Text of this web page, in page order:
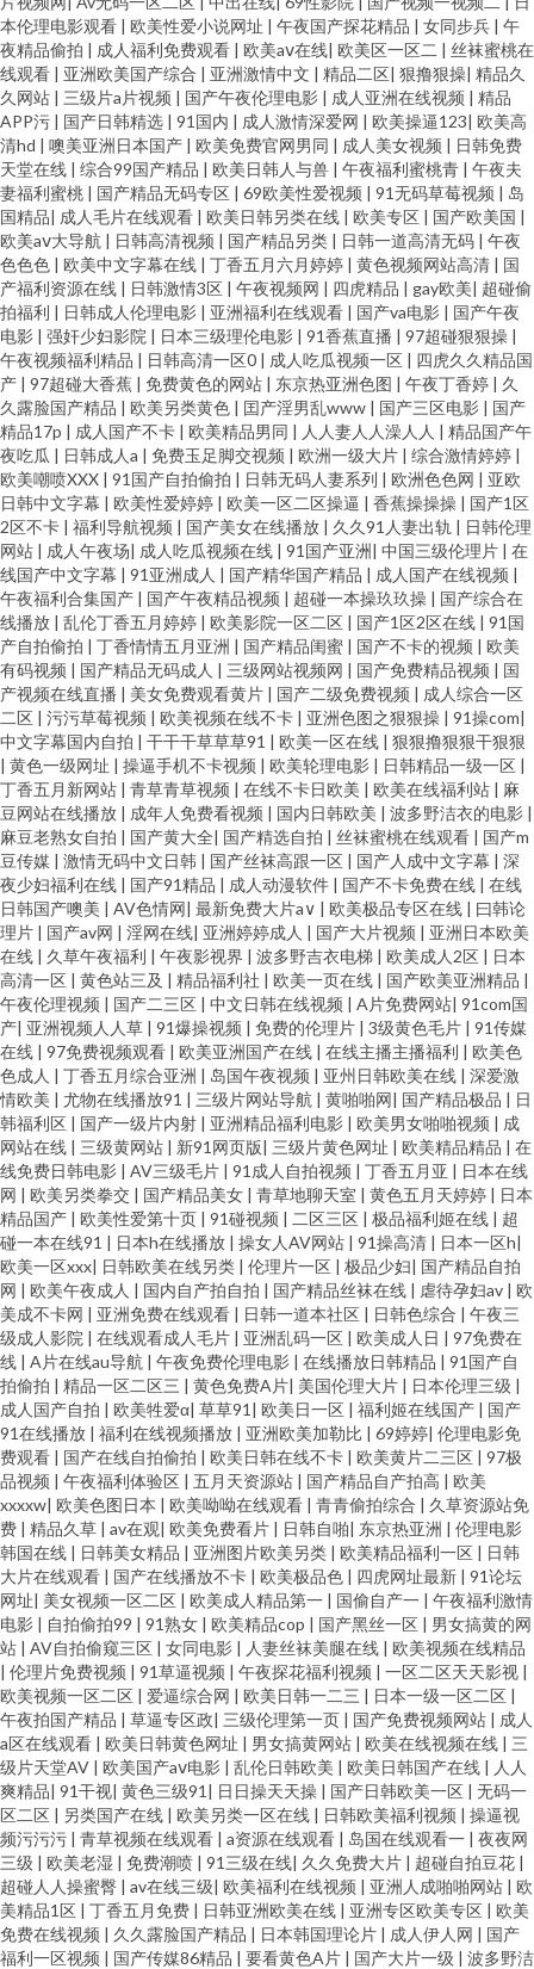
花网站 韩国伦理剧在线观看 中文字幕无线 国产综合二在线 香蕉伊人网 白丝
美女足交 人妖人妖 91撸播 九色国产夫妻九色 91视频www 免费福利网站 91
次元网站 福利片国模 日本性生活 91视频免费入口 伦理深喉 51色色黑料综合
国产精品5页 五月天AV原创 ts人妖网站国产 成人午夜福利无码 亚洲图区狼人
福利av久久 伊人艹91 性爱av一区 www91视频大全 日韩毛片总汇 日韩精品
AⅤ在线 首页AV片区 日韩无码高清无码不卡 亚州成A 亚洲福利在线黄色片
91V视频高跟鞋 91成人TS人妖另类 91刘玥在线观看 91看国产导航 91日本美
女看片 91丝袜视频 91新视频 91在线拍拍 91综合色网 久草最新网址 92av福
利视频 91清清视频 久久精品多人 最新福利AV在线 九操大香蕉9 91黄色网入
口 狼友成人在线观看 91茄子桃子 欧美成人图片网 91精品一区 蜜桃成人免费
网站 91极品在线视频观看 后入高跟美女 91poy九色视频 巨乳黑丝91 91大神
车震 九九热视 91伦理影院福利 影音先锋色色网 在线91n套装拍 蜜桃成人一
区 A级片伊人网站 国产另类成人免费专区 国产另类人妖网址 91九色蝌蚪蜜桃
人妻 三级日韩网址 国产精品人妻久久 91视频国产熟女 欧美人兽网站 91猫先
生在线观看 激情宗合色网 91大片 国产精品第5页 亚洲国产线看 草莓狼人在线
日韩成人在线免費网站 91海角 日韩精品一级 女同日本韩欧 91青青草97资源
日朝精品BB 91挑色 欧美人妖淫乱成人专区 91秦先生在线视频 欧美日韩国语
中字 91网站高清免费观看 日本小网站一区二E 91视频在线免费观看 日韩无码
精品久久 91在线入口免费 欧美性爱8P 91天堂原创 日本a片影音先锋 91在线
五月天 91社区福利试看 欧洲肏逼 99久之久久中文字幕 日韩中文字 91中日在
线 青娱乐91啦啪 91视频合集 青青草精品热 91香蕉嫩草影视 男女做事网站
91九色夫妻绿帽 欧美肏区 91色涩 www页网页在线观看 91va人妻 国产免费久
久视频 91人人网 免费足交在线观看 91色在色蝌蚪 欧美丁香婷婷七月 91系列
在线视 日本乱码 超碰激情国产 91V精品 香蕉伊人99 美日韩精品卡久久 97资
源男天堂 欧美最淫伦合集 四虎成人影视大全 影音先鋒日韩在線播 91秦先生
在线视频 91视频大 91香蕉视频在线观 97资源在线视频 成人瑟瑟在线 东京热
w姦 九1免费网页在线看 老湿机导航 日韩欧美影音婷婷 婷婷精品大综合网 亚
洲福利导航在线看 91N爽片 91看片婬黄大片软件 91素人约啪 99大香蕉东京
热 www在线熟女屁股 女同摸胸色色视频 少妇影院一区 午夜最新网址你懂得
伊人青青 91n女在线 91豆奶在线观看 91色晴网站免费观看 91香蕉国产线 国
产精品5页 玖玖免费小视频 女人心AV网站 欧美做爱a 日韩A片一区二区 少妇
激情导航大全 午夜福利电影吃瓜 亚洲最大的黄色小说网 91美女诱惑 99精品
在线 成人小视频资源库 黑人黑人操妇女BB 久久少妇人妻夜夜骚 欧美欧美欧
本伦理电影观看 | 欧美性爱小说网址 | 午夜国产探花精品 | 女同步兵 | 午
夜精品偷拍 | 成人福利免费观看 | 欧美aⅴ在线| 欧美区一区二 | 丝袜蜜桃在
线观看 | 亚洲欧美国产综合 | 亚洲激情中文 | 精品二区| 狠撸狠操| 精品久
久网站 | 三级片a片视频 | 国产午夜伦理电影 | 成人亚洲在线视频 | 精品
APP污 | 国产日韩精选 | 91国内 | 成人激情深爱网 | 欧美操逼123| 欧美高
清hd | 噢美亚洲日本国产 | 欧美免费官网男同 | 成人美女视频 | 日韩免费
天堂在线 | 综合99国产精品 | 欧美日韩人与兽 | 午夜福利蜜桃青 | 午夜夫
妻福利蜜桃 | 国产精品无码专区 | 69欧美性爱视频 | 91无码草莓视频 | 岛
国精品| 成人毛片在线观看 | 欧美日韩另类在线 | 欧美专区 | 国产欧美国 |
欧美aⅴ大导航 | 日韩高清视频 | 国产精品另类 | 日韩一道高清无码 | 午夜
色色色 | 欧美中文字幕在线 | 丁香五月六月婷婷 | 黄色视频网站高清 | 国
产福利资源在线 | 日韩激情3区 | 午夜视频网 | 四虎精品 | gay欧美| 超碰偷
拍福利 | 日韩成人伦理电影 | 亚洲福利在线观看 | 国产va电影 | 国产午夜
电影 | 强奸少妇影院 | 日本三级理伦电影 | 91香蕉直播 | 97超碰狠狠操 |
午夜视频福利精品 | 日韩高清一区0 | 成人吃瓜视频一区 | 四虎久久精品国
产 | 97超碰大香蕉 | 免费黄色的网站 | 东京热亚洲色图 | 午夜丁香婷 | 久
久露脸国产精品 | 欧美另类黄色 | 囯产淫男乱www | 国产三区电影 | 国产
精品17p | 成人国产不卡 | 欧美精品男同 | 人人妻人人澡人人 | 精品国产午
夜吃瓜 | 日韩成人a | 免费玉足脚交视频 | 欧洲一级大片 | 综合激情婷婷 |
欧美嘲喷XXX | 91国产自拍偷拍 | 日韩无码人妻系列 | 欧洲色色网 | 亚欧
日韩中文字幕 | 欧美性爱婷婷 | 欧美一区二区操逼 | 香蕉操操操 | 国产1区
2区不卡 | 福利导航视频 | 国产美女在线播放 | 久久91人妻出轨 | 日韩伦理
网站 | 成人午夜场| 成人吃瓜视频在线 | 91国产亚洲| 中国三级伦理片 | 在
线国产中文字幕 | 91亚洲成人 | 国产精华国产精品 | 成人国产在线视频 |
午夜福利合集国产 | 国产午夜精品视频 | 超碰一本操玖玖操 | 国产综合在
线播放 | 乱伦丁香五月婷婷 | 欧美影院一区二区 | 国产1区2区在线 | 91国
产自拍偷拍 | 丁香情情五月亚洲 | 国产精品闺蜜 | 国产不卡的视频 | 欧美
有码视频 | 国产精品无码成人 | 三级网站视频网 | 国产免费精品视频 | 国
产视频在线直播 | 美女免费观看黄片 | 国产二级免费视频 | 成人综合一区
二区 | 污污草莓视频 | 欧美视频在线不卡 | 亚洲色图之狠狠操 | 91操com|
中文字幕国内自拍 | 干干干草草草91 | 欧美一区在线 | 狠狠撸狠狠干狠狠
| 黄色一级网址 | 操逼手机不卡视频 | 欧美轮理电影 | 日韩精品一级一区 |
丁香五月新网站 | 青草青草视频 | 在线不卡日欧美 | 欧美在线福利站 | 麻
豆网站在线播放 | 成年人免费看视频 | 国内日韩欧美 | 波多野洁衣的电影 |
麻豆老熟女自拍 | 国产黄大全| 国产精选自拍 | 丝袜蜜桃在线观看 | 国产m
豆传媒 | 激情无码中文日韩 | 国产丝袜高跟一区 | 国产人成中文字幕 | 深
夜少妇福利在线 | 国产91精品 | 成人动漫软件 | 国产不卡免费在线 | 在线
日韩国产噢美 | AV色情网| 最新免费大片a∨ | 欧美极品专区在线 | 曰韩论
理片 | 国产av网 | 淫网在线| 亚洲婷婷成人 | 国产大片视频 | 亚洲日本欧美
在线 | 久草午夜福利 | 午夜影视界 | 波多野吉衣电梯 | 欧美成人2区 | 日本
高清一区 | 黄色站三及 | 精品福利社 | 欧美一页在线 | 国产欧美亚洲精品 |
午夜伦理视频 | 国产二三区 | 中文日韩在线视频 | A片免费网站| 91com国
产| 亚洲视频人人草 | 91爆操视频 | 免费的伦理片 | 3级黄色毛片 | 91传媒
在线 | 97免费视频观看 | 欧美亚洲国产在线 | 在线主播主播福利 | 欧美色
色成人 | 丁香五月综合亚洲 | 岛国午夜视频 | 亚州日韩欧美在线 | 深爱激
情欧美 | 尤物在线播放91 | 三级片网站导航 | 黄啪啪网| 国产精品极品 | 日
韩福利区 | 国产一级片内射 | 亚洲精品福利电影 | 欧美男女啪啪视频 | 成
网站在线 | 三级黄网站 | 新91网页版| 三级片黄色网址 | 欧美精品精品 | 在
线免费日韩电影 | AV三级毛片 | 91成人自拍视频 | 丁香五月亚 | 日本在线
网 | 欧美另类拳交 | 国产精品美女 | 青草地聊天室 | 黄色五月天婷婷 | 日本
精品国产 | 欧美性爱第十页 | 91碰视频 | 二区三区 | 极品福利姬在线 | 超
碰一本在线91 | 日本h在线播放 | 操女人AV网站 | 91操高清 | 日本一区h|
欧美一区xxx| 日韩欧美在线另类 | 伦理片一区 | 极品少妇| 国产精品自拍
网 | 欧美午夜成人 | 国内自产拍自拍 | 国产精品丝袜在线 | 虐待孕妇av | 欧
美成不卡网 | 亚洲免费在线观看 | 日韩一道本社区 | 日韩色综合 | 午夜三
级成人影院 | 在线观看成人毛片 | 亚洲乱码一区 | 欧美成人日 | 97免费在
线 | A片在线au导航 | 午夜免费伦理电影 | 在线播放日韩精品 | 91国产自
拍偷拍 | 精品一区二区三 | 黄色免费A片| 美国伦理大片 | 日本伦理三级 |
成人国产自拍 | 欧美牲爱α| 草草91 | 欧美日一区 | 福利姬在线国产 | 国产
91在线播放 | 福利在线视频播放 | 亚洲欧美加勒比 | 69婷婷| 伦理电影免
费观看 | 国产在线自拍偷拍 | 欧美日韩在线不卡 | 欧美黄片二三区 | 97极
品视频 | 午夜福利体验区 | 五月天资源站 | 国产精品自产拍高 | 欧美
xxxxw| 欧美色图日本 | 欧美呦呦在线观看 | 青青偷拍综合 | 久草资源站免
费 | 精品久草 | av在观| 欧美免费看片 | 日韩自啪| 东京热亚洲 | 伦理电影
韩国在线 | 日韩美女精品 | 亚洲图片欧美另类 | 欧美精品福利一区 | 日韩
大片在线观看 | 国产在线播放不卡 | 欧美极品色 | 四虎网址最新 | 91论坛
网址| 美女视频一区二区 | 欧美成人精品第一 | 国偷自产一 | 午夜福利激情
电影 | 自拍偷拍99 | 91熟女 | 欧美精品cop | 国产黑丝一区 | 男女搞黄的网
站 | AV自拍偷窥三区 | 女同电影 | 人妻丝袜美腿在线 | 欧美视频在线精品
| 伦理片免费视频 | 91草逼视频 | 午夜探花福利视频 | 一区二区天天影视 |
欧美视频一区二区 | 爱逼综合网 | 欧美日韩一二三 | 日本一级一区二区 |
午夜拍国产精品 | 草逼专区政| 三级伦理第一页 | 国产免费视频网站 | 成人
a区在线观看 | 欧美日韩黄色网址 | 男女搞黄网站 | 欧美在线视频在线 | 三
级片天堂AV | 欧美国产aⅴ电影 | 乱伦日韩欧美 | 欧美日韩国产在线 | 人人
爽精品| 91干视| 黄色三级91 | 日日操天天操 | 国产日韩欧美一区 | 无码一
区二区 | 另类国产在线 | 欧美另类一区在线 | 日韩欧美福利视频 | 操逼视
频污污污 | 青草视频在线观看 | a资源在线观看 | 岛国在线观看一 | 夜夜网
三级 | 欧美老湿 | 免费潮喷 | 91三级在线| 久久免费大片 | 超碰自拍豆花 |
超碰人人操蜜臀 | av在线三级| 欧美福利在线视频 | 亚洲人成啪啪网站 | 欧
美精品1区 | 丁香五月免费 | 日韩亚洲欧美在线 | 亚洲专区欧美专区 | 欧美
免费在线视频 | 久久露脸国产精品 | 日本韩国理论片 | 成人伊人网 | 国产
福利一区视频 | 国产传媒86精品 | 要看黄色A片 | 国产大片一级 | 波多野洁